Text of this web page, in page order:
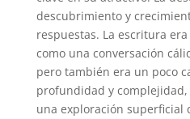
descubrimiento y
respuestas. La escritura
como una conversación
pero también era un poco
profundidad y
una exploración superficial